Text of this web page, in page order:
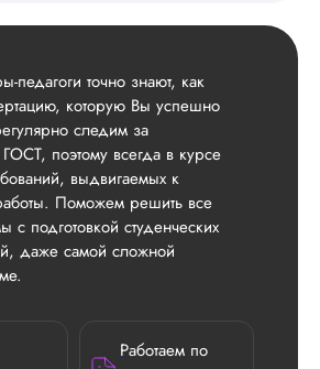
педагоги точно знают, как
которую Вы успешно
следим за
поэтому всегда в курсе
выдвигаемых к
Поможем решить все
подготовкой студенческих
даже самой сложной
Работаем по